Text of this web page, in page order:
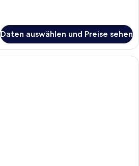
Daten auswählen und Preise sehen